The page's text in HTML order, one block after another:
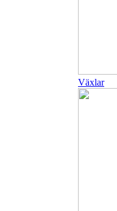
Växlar